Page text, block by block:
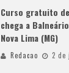
Curso gratuito
chega a
Nova Lima (MG)
Redacao 2 de